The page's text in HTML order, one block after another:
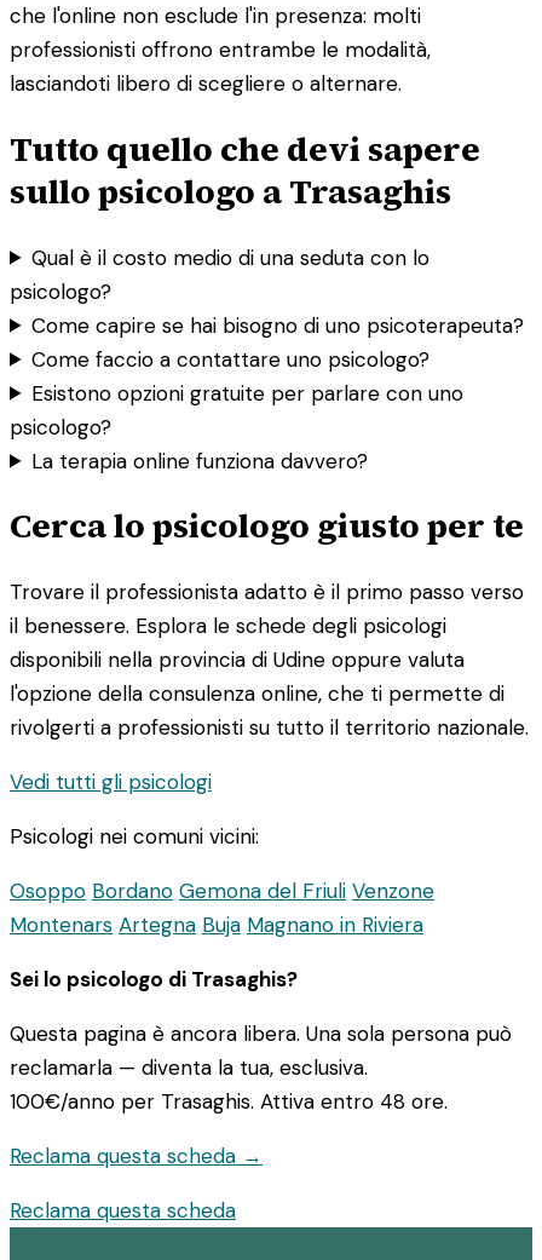
che l'online non esclude l'in presenza: molti
professionisti offrono entrambe le modalità,
lasciandoti libero di scegliere o alternare.
Tutto quello che devi sapere
sullo psicologo a Trasaghis
Qual è il costo medio di una seduta con lo
psicologo?
Come capire se hai bisogno di uno psicoterapeuta?
Come faccio a contattare uno psicologo?
Esistono opzioni gratuite per parlare con uno
psicologo?
La terapia online funziona davvero?
Cerca lo psicologo giusto per te
Trovare il professionista adatto è il primo passo verso
il benessere. Esplora le schede degli psicologi
disponibili nella provincia di Udine oppure valuta
l'opzione della consulenza online, che ti permette di
rivolgerti a professionisti su tutto il territorio nazionale.
Vedi tutti gli psicologi
Psicologi nei comuni vicini:
Osoppo Bordano Gemona del Friuli Venzone
Montenars Artegna Buja Magnano in Riviera
Sei lo psicologo di Trasaghis?
Questa pagina è ancora libera. Una sola persona può
reclamarla — diventa la tua, esclusiva.
100€/anno per Trasaghis. Attiva entro 48 ore.
Reclama questa scheda →
Reclama questa scheda